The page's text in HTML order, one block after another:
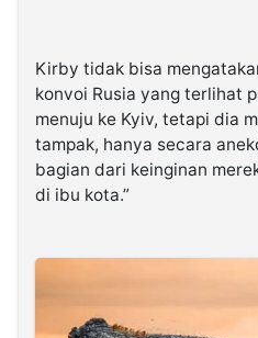
Kirby tidak bisa
konvoi Rusia yang terlihat
menuju ke Kyiv, tetapi dia
tampak, hanya secara
bagian dari keinginan
di ibu kota.”